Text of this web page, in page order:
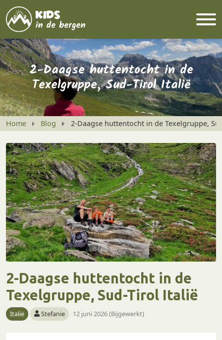
2-Daagse huttentocht in de
Texelgruppe, Sud-Tirol Italië
Home Blog 2-Daagse huttentocht in de Texelgruppe,
2-Daagse huttentocht in de
Texelgruppe, Sud-Tirol Italië
Italië Stefanie 12 juni 2026 (Bijgewerkt)